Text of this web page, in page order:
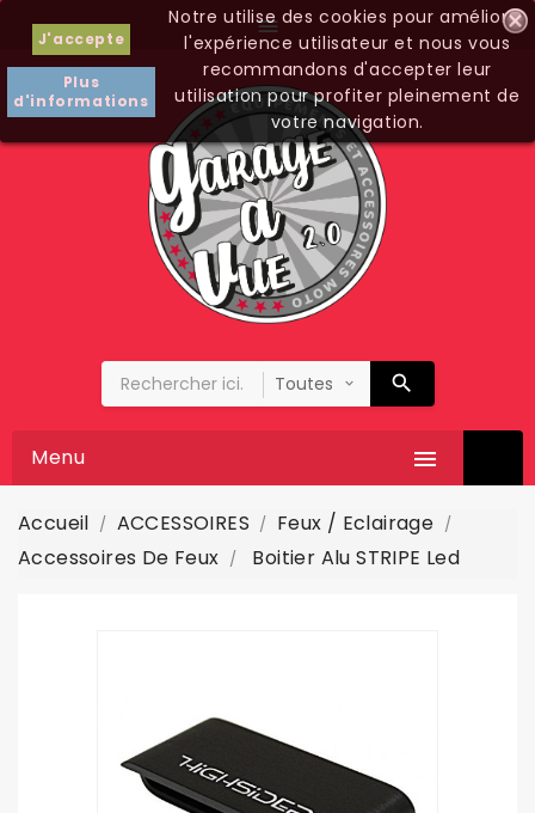

J'accepte
Plus
d'informations
Notre utilise des cookies pour améliorer
l'expérience utilisateur et nous vous
recommandons d'accepter leur
utilisation pour profiter pleinement de
votre navigation.

Menu
Accueil ACCESSOIRES
Feux / Eclairage
Accessoires De Feux
Boitier Alu STRIPE Led